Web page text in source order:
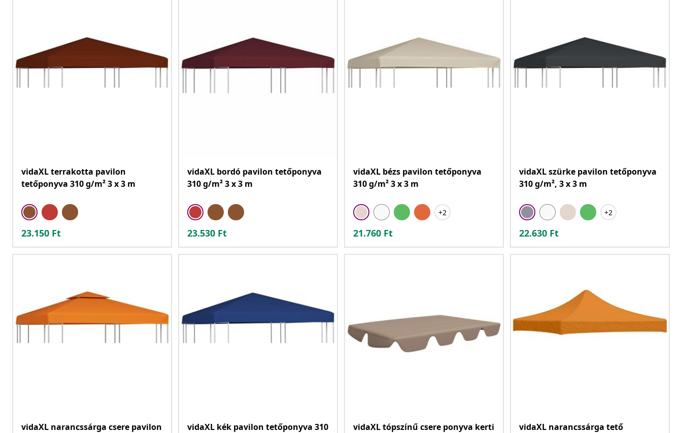
vidaXL terrakotta pavilon
tetőponyva 310 g/m² 3 x 3 m
23.150 Ft
vidaXL bordó pavilon tetőponyva
310 g/m² 3 x 3 m
23.530 Ft
vidaXL bézs pavilon tetőponyva
310 g/m² 3 x 3 m
+2
21.760 Ft
vidaXL szürke pavilon tetőponyva
310 g/m², 3 x 3 m
+2
22.630 Ft
vidaXL narancssárga csere pavilon
vidaXL kék pavilon tetőponyva 310
vidaXL tópszínű csere ponyva kerti
vidaXL narancssárga tető